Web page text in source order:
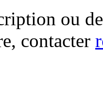
ou
contacter